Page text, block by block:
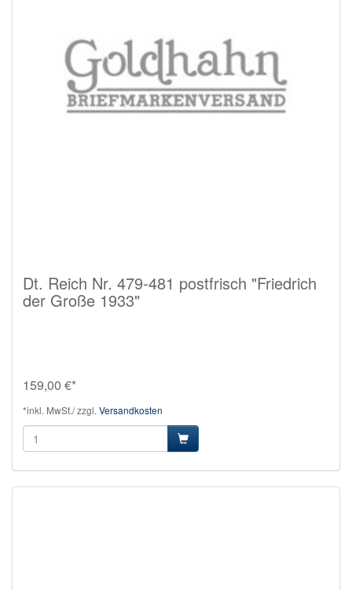
Dt. Reich Nr. 479-481 postfrisch "Friedrich
der Große 1933"
159,00 €*
*inkl. MwSt./ zzgl. Versandkosten